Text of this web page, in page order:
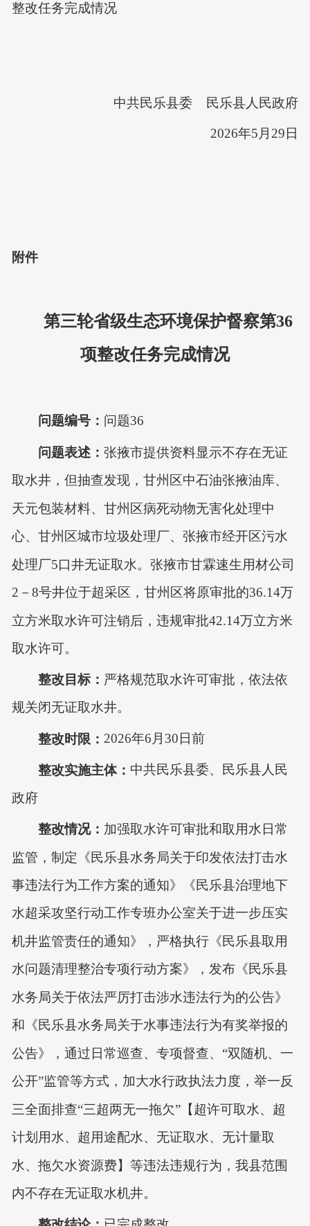
整改任务完成情况
中共民乐县委 民乐县人民政府
2026年5月 29 日
附件
第三轮省级生态环境保护督察第36
项整改任务完成情况
问题编号： 问题36
问题表述：张掖市提供资料显示不存在无证
取水井，但抽查发现，甘州区中石油张掖油库、
天元包装材料、甘州区病死动物无害化处理中
心、甘州区城市垃圾处理厂、张掖市经开区污水
处理厂5口井无证取水。张掖市甘霖速生用材公司
2－8号井位于超采区，甘州区将原审批的36.14万
立方米取水许可注销后，违规审批42.14万立方米
取水许可。
整改目标： 严格规范取水许可审批，依法依
规关闭无证取水井。
整改时限：2026年6月30日前
整改实施主体： 中共民乐县委、民乐县人民
政府
整改情况： 加强取水许可审批和取用水日常
监管，制定《民乐县水务局关于印发依法打击水
事违法行为工作方案的通知》《民乐县治理地下
水超采攻坚行动工作专班办公室关于进一步压实
机井监管责任的通知》，严格执行《民乐县取用
水问题清理整治专项行动方案》，发布《民乐县
水务局关于依法严厉打击涉水违法行为的公告》
和《民乐县水务局关于水事违法行为有奖举报的
公告》，通过日常巡查、专项督查、 “双随机、一
公开”监管等方式，加大水行政执法力度，举一反
三全面排查“三超两无一拖欠”【超许可取水、超
计划用水、超用途配水、无证取水、无计量取
水、拖欠水资源费】等违法违规行为，我县范围
内不存在无证取水机井。